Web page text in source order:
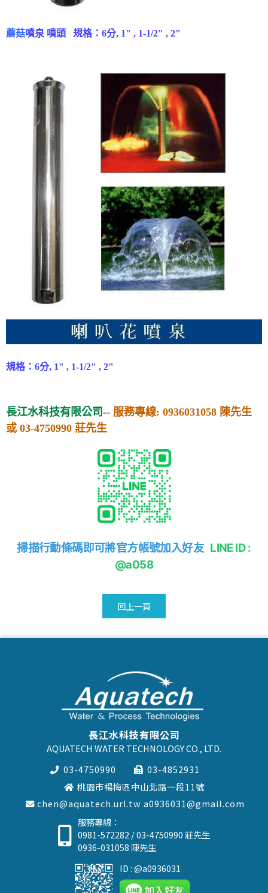
蘑菇噴泉 噴頭 規格：6分, 1" , 1-1/2" , 2"
規格：6分, 1" , 1-1/2" , 2"
長江水科技有限公司-- 服務專線: 0936031058 陳先生
或 03-4750990 莊先生
掃描行動條碼即可將官方帳號加入好友 LINE ID :
@a058
回上一頁
長江水科技有限公司
AQUATECH WATER TECHNOLOGY CO., LTD.
03-4750990
03-4852931
桃園市楊梅區中山北路一段11號
chen@aquatech.url.tw a0936031@gmail.com
服務專線：
0981-572282 /03-4750990莊先生
0936-031058 陳先生
ID : @a0936031